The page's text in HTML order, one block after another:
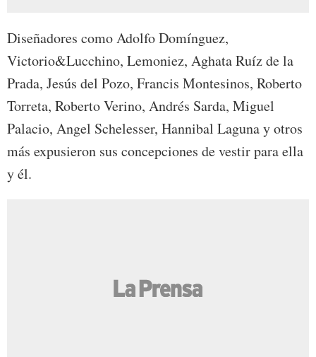
Diseñadores como Adolfo Domínguez,
Victorio&Lucchino, Lemoniez, Aghata Ruíz de la
Prada, Jesús del Pozo, Francis Montesinos, Roberto
Torreta, Roberto Verino, Andrés Sarda, Miguel
Palacio, Angel Schelesser, Hannibal Laguna y otros
más expusieron sus concepciones de vestir para ella
y él.